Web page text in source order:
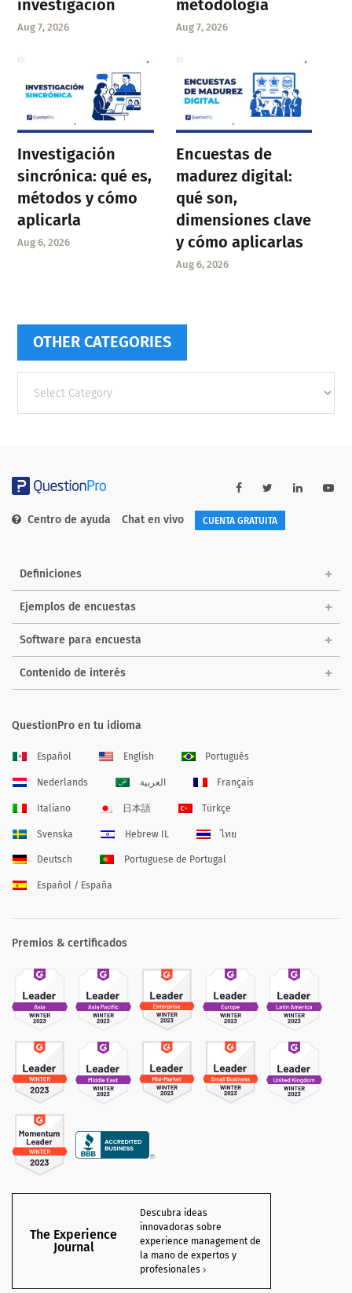
investigación
Aug 7, 2026
metodología
Aug 7, 2026
Investigación
sincrónica: qué es,
métodos y cómo
aplicarla
Aug 6, 2026
Encuestas de
madurez digital:
qué son,
dimensiones clave
y cómo aplicarlas
Aug 6, 2026
OTHER CATEGORIES
categories
Centro de ayuda Chat en vivo CUENTA GRATUITA
Definiciones
Ejemplos de encuestas
Software para encuesta
Contenido de interés
QuestionPro en tu idioma
Español English Português
Nederlands العربية Français
Italiano 日本語 Türkçe
Svenska Hebrew IL ไทย
Deutsch Portuguese de Portugal
Español / España
Premios & certificados
The Experience
Journal
Descubra ideas
innovadoras sobre
experience management de
la mano de expertos y
profesionales